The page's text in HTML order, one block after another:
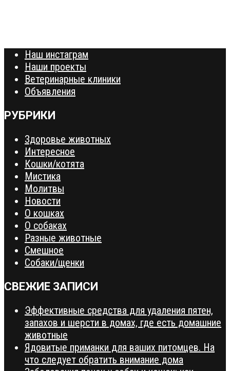
Наш инстаграм
Наши проекты
Ветеринарные клиники
Объявления
РУБРИКИ
Здоровье животных
Интересное
Кошки/котята
Мистика
Молитвы
Новости
О кошках
О собаках
Разные животные
Смешное
Собаки/щенки
СВЕЖИЕ ЗАПИСИ
Эффективные средства для удаления пятен,
запахов и шерсти в домах, где есть домашние
животные
Ядовитые приманки для ваших питомцев. На
что следует обратить внимание дома